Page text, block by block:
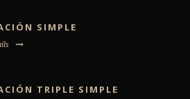
SIMPLE
TRIPLE SIMPLE